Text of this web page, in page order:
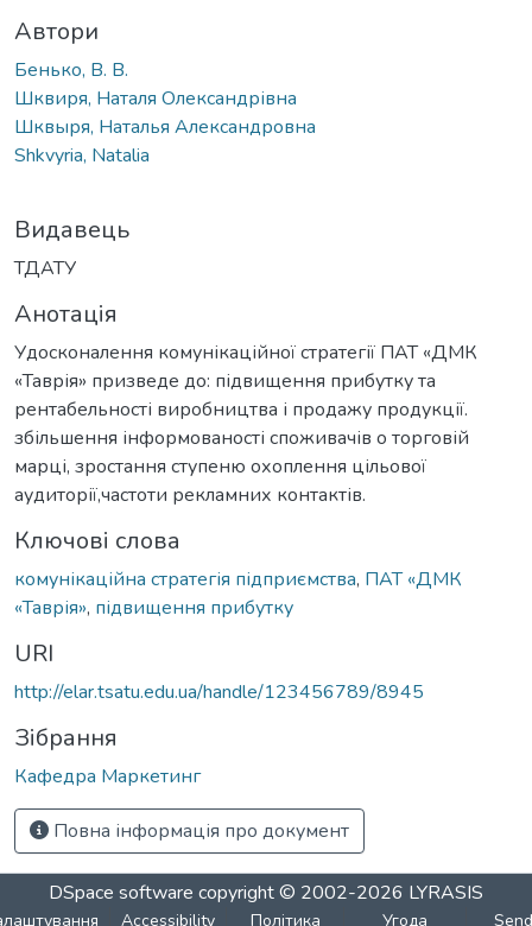
Автори
Бенько, В. В.
Шквиря, Наталя Олександрівна
Шквыря, Наталья Александровна
Shkvyria, Natalia
Видавець
ТДАТУ
Анотація
Удосконалення комунікаційної стратегії ПАТ «ДМК
«Таврія» призведе до: підвищення прибутку та
рентабельності виробництва і продажу продукції.
збільшення інформованості споживачів о торговій
марці, зростання ступеню охоплення цільової
аудиторії,частоти рекламних контактів.
Ключові слова
комунікаційна стратегія підприємства, ПАТ «ДМК
«Таврія», підвищення прибутку
URI
http://elar.tsatu.edu.ua/handle/123456789/8945
Зібрання
Кафедра Маркетинг
Повна інформація про документ
DSpace software copyright © 2002-2026 LYRASIS
Accessibility Політика Угода Send